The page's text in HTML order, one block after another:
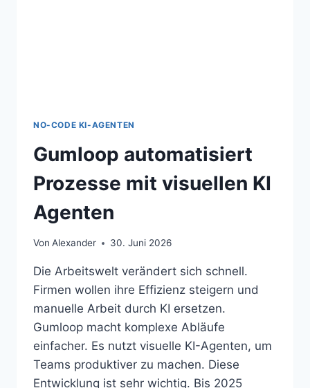
NO-CODE KI-AGENTEN
Gumloop automatisiert
Prozesse mit visuellen KI
Agenten
Von Alexander 30. Juni 2026
Die Arbeitswelt verändert sich schnell.
Firmen wollen ihre Effizienz steigern und
manuelle Arbeit durch KI ersetzen.
Gumloop macht komplexe Abläufe
einfacher. Es nutzt visuelle KI-Agenten, um
Teams produktiver zu machen. Diese
Entwicklung ist sehr wichtig. Bis 2025